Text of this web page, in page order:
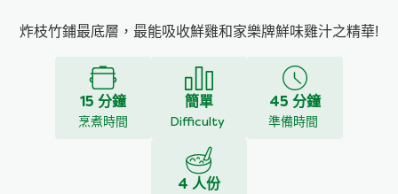
家樂牌雞湯粒
家樂牌純鮮清雞湯
炸枝竹鋪最底層，最能吸收鮮雞和家樂牌鮮味雞汁之精華!
15 分鐘
烹煮時間
簡單
Difficulty
45 分鐘
準備時間
4 人份